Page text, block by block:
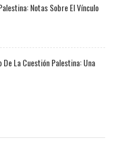
Notas Sobre El Vínculo
La Cuestión Palestina: Una